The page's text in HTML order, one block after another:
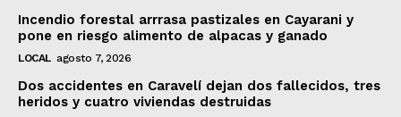
Incendio forestal arrrasa pastizales en Cayarani y
pone en riesgo alimento de alpacas y ganado
LOCAL agosto 7, 2026
Dos accidentes en Caravelí dejan dos fallecidos, tres
heridos y cuatro viviendas destruidas